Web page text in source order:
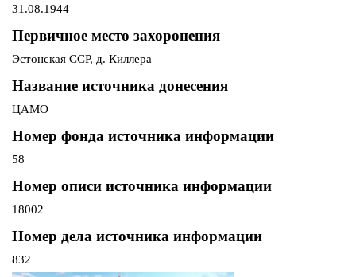
31.08.1944
Первичное место захоронения
Эстонская ССР, д. Киллера
Название источника донесения
ЦАМО
Номер фонда источника информации
58
Номер описи источника информации
18002
Номер дела источника информации
832